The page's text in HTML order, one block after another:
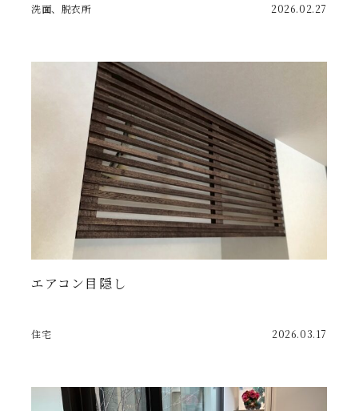
洗面、脱衣所 2026.02.27
エアコン目隠し
住宅 2026.03.17